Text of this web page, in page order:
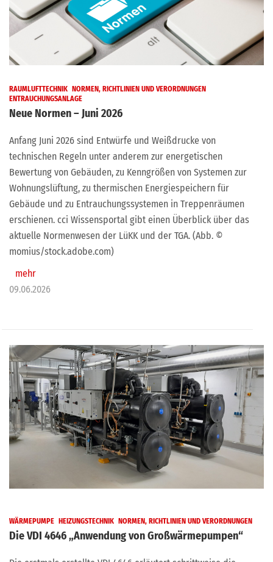
RAUMLUFTTECHNIK NORMEN, RICHTLINIEN UND VERORDNUNGEN
ENTRAUCHUNGSANLAGE
Neue Normen – Juni 2026
Anfang Juni 2026 sind Entwürfe und Weißdrucke von
technischen Regeln unter anderem zur energetischen
Bewertung von Gebäuden, zu Kenngrößen von Systemen zur
Wohnungslüftung, zu thermischen Energiespeichern für
Gebäude und zu Entrauchungssystemen in Treppenräumen
erschienen. cci Wissensportal gibt einen Überblick über das
aktuelle Normenwesen der LüKK und der TGA. (Abb. ©
momius/stock.adobe.com)
mehr
09.06.2026
WÄRMEPUMPE HEIZUNGSTECHNIK NORMEN, RICHTLINIEN UND VERORDNUNGEN
Die VDI 4646 „Anwendung von Großwärmepumpen“